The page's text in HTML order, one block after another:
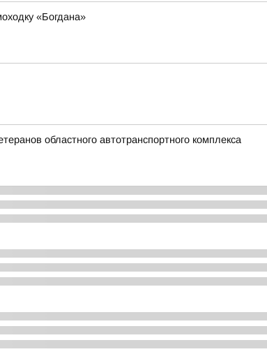
«Богдана»
областного автотранспортного комплекса